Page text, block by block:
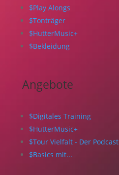
$Play Alongs
$Tonträger
$HutterMusic+
$Bekleidung
Angebote
$Digitales Training
$HutterMusic+
$Tour Vielfalt - Der Podcast
$Basics mit...